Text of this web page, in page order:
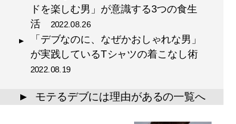
ドを楽しむ男」が意識する3つの食生
活 2022.08.26
「デブなのに、なぜかおしゃれな男」
が実践しているTシャツの着こなし術
2022.08.19
▲ モテるデブには理由があるの一覧へ